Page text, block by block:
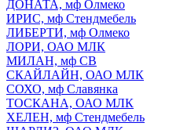
ДОНАТА, мф Олмеко
ИРИС, мф Стендмебель
ЛИБЕРТИ, мф Олмеко
ЛОРИ, ОАО МЛК
МИЛАН, мф СВ
СКАЙЛАЙН, ОАО МЛК
СОХО, мф Славянка
ТОСКАНА, ОАО МЛК
ХЕЛЕН, мф Стендмебель